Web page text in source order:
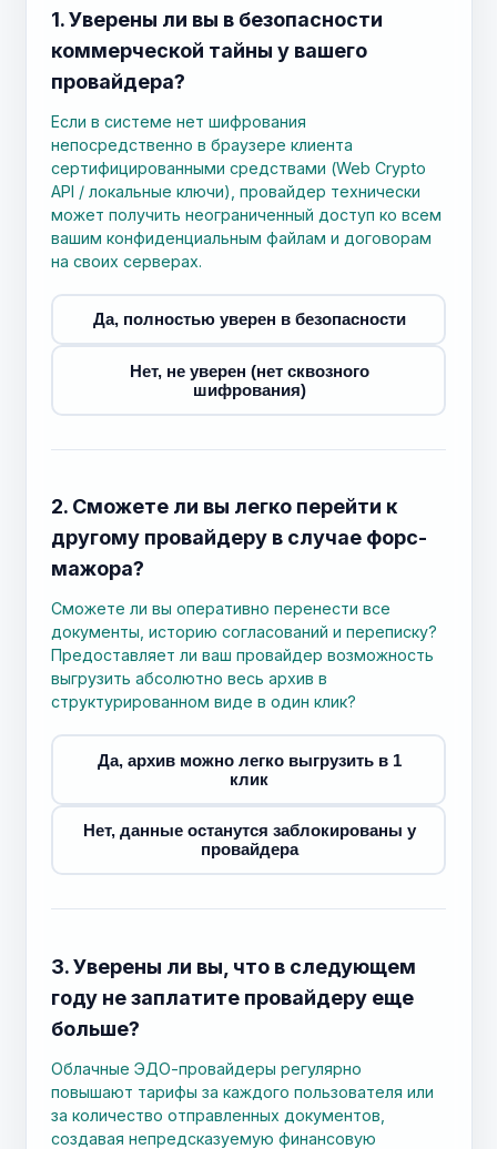
1. Уверены ли вы в безопасности
коммерческой тайны у вашего
провайдера?
Если в системе нет шифрования
непосредственно в браузере клиента
сертифицированными средствами (Web Crypto
API / локальные ключи), провайдер технически
может получить неограниченный доступ ко всем
вашим конфиденциальным файлам и договорам
на своих серверах.
Да, полностью уверен в безопасности
Нет, не уверен (нет сквозного
шифрования)
2. Сможете ли вы легко перейти к
другому провайдеру в случае форс-
мажора?
Сможете ли вы оперативно перенести все
документы, историю согласований и переписку?
Предоставляет ли ваш провайдер возможность
выгрузить абсолютно весь архив в
структурированном виде в один клик?
Да, архив можно легко выгрузить в 1
клик
Нет, данные останутся заблокированы у
провайдера
3. Уверены ли вы, что в следующем
году не заплатите провайдеру еще
больше?
Облачные ЭДО-провайдеры регулярно
повышают тарифы за каждого пользователя или
за количество отправленных документов,
создавая непредсказуемую финансовую